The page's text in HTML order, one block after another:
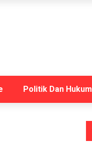
Politik Dan Hukum